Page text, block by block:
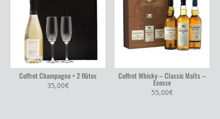
Coffret Champagne + 2 flûtes
35,00€
Coffret Whisky – Classic Malts –
Ecosse
55,00€